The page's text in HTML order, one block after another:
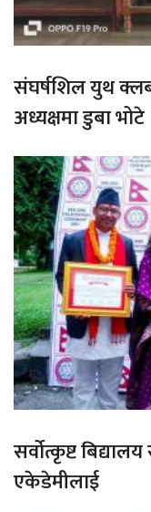
संघर्षशिल युथ
अध्यक्षमा डुबा भोटे
सर्वोत्कृष्ट
एकेडेमीलाई